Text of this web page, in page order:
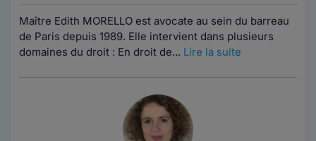
Maître Edith MORELLO est avocate au sein du barreau
de Paris depuis 1989. Elle intervient dans plusieurs
domaines du droit : En droit de... Lire la suite